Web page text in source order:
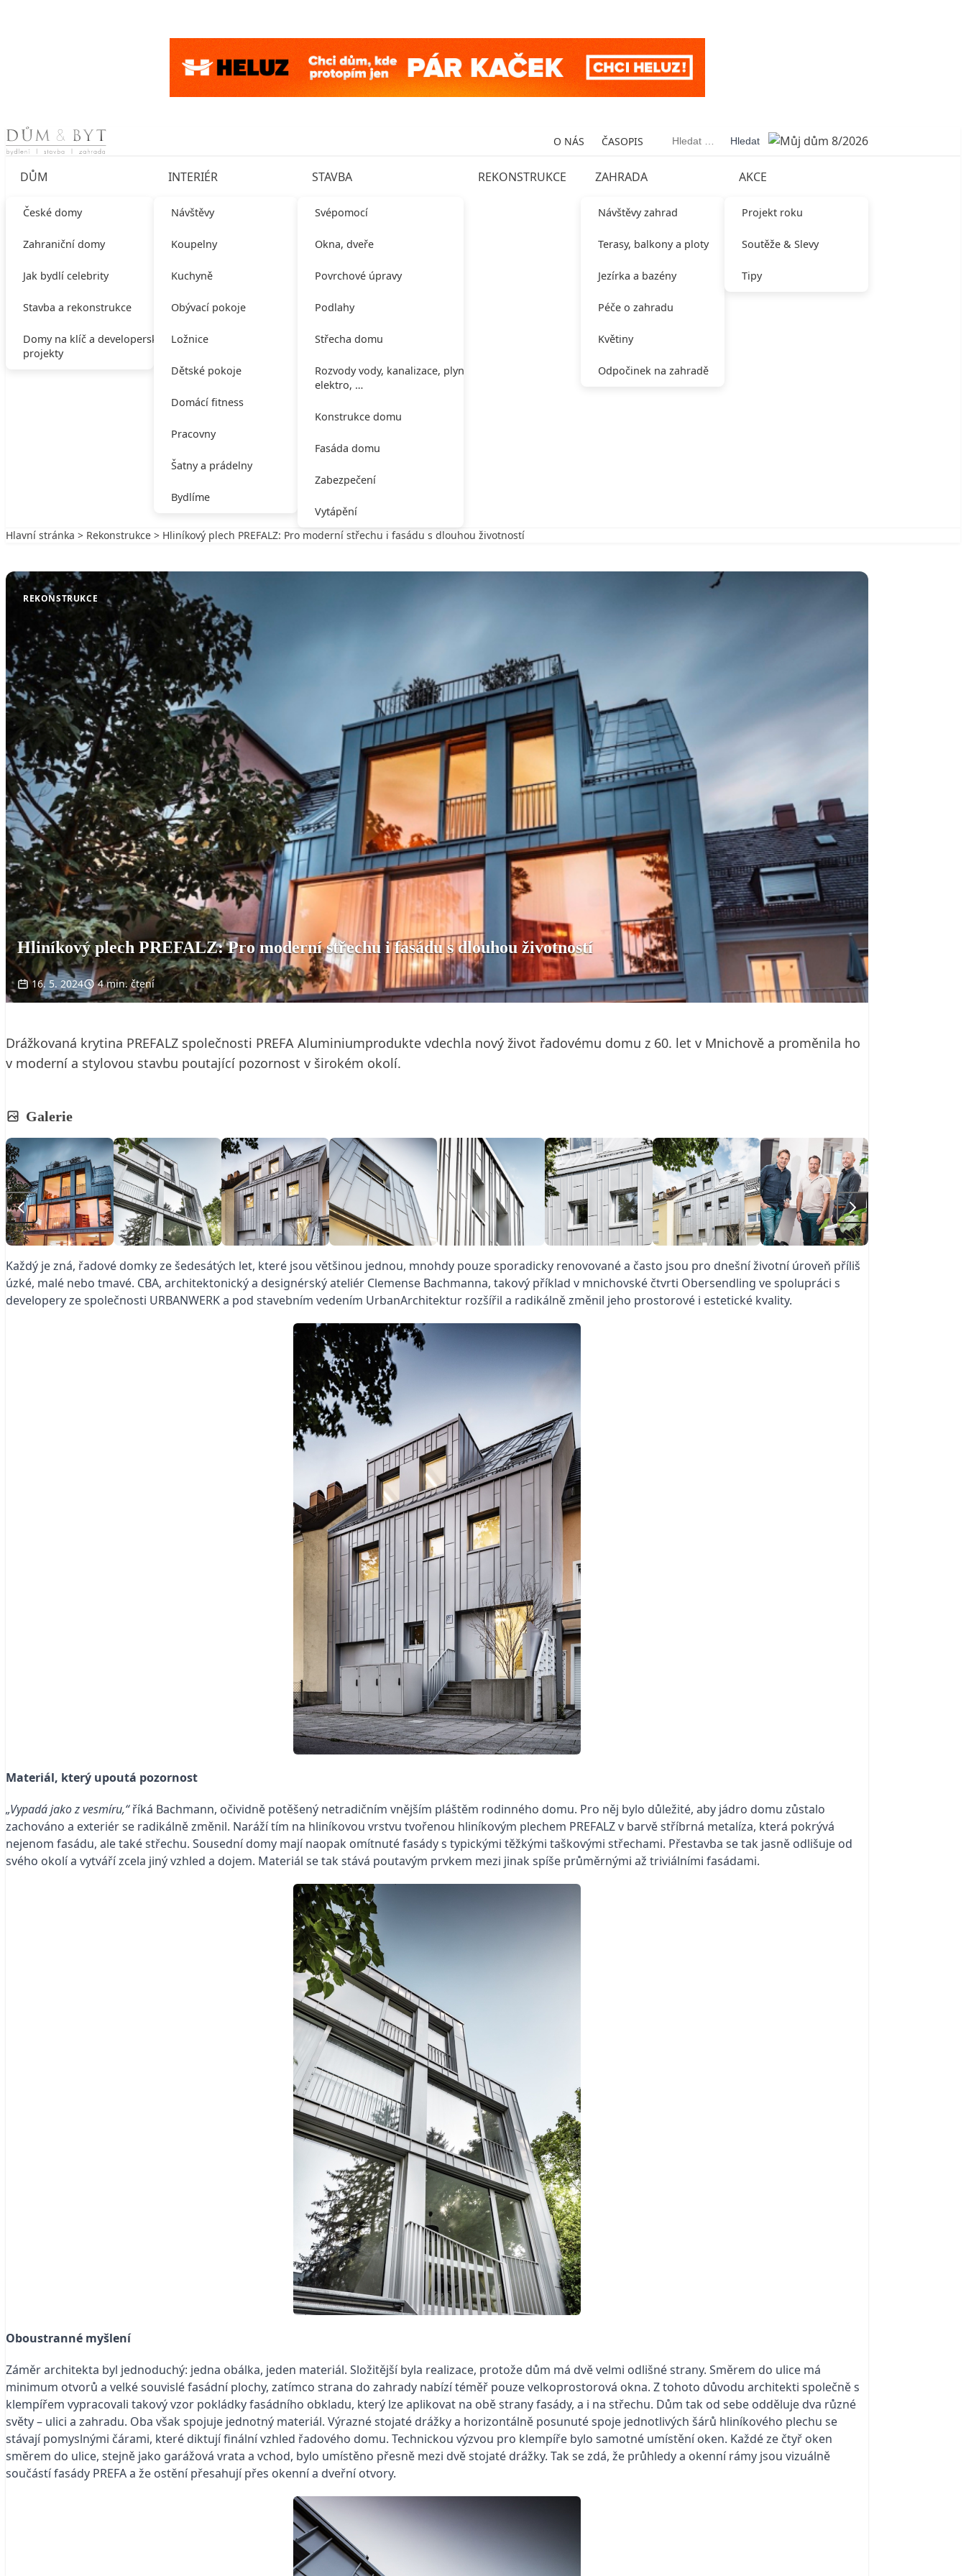
Skip to content O NÁS ČASOPIS Vyhledávání
DŮM
České domy
Zahraniční domy
Jak bydlí celebrity
Stavba a rekonstrukce
Domy na klíč a developerské
projekty
INTERIÉR
Návštěvy
Koupelny
Kuchyně
Obývací pokoje
Ložnice
Dětské pokoje
Domácí fitness
Pracovny
Šatny a prádelny
Bydlíme
STAVBA
Svépomocí
Okna, dveře
Povrchové úpravy
Podlahy
Střecha domu
Rozvody vody, kanalizace, plynu,
elektro, …
Konstrukce domu
Fasáda domu
Zabezpečení
Vytápění
REKONSTRUKCE ZAHRADA
Návštěvy zahrad
Terasy, balkony a ploty
Jezírka a bazény
Péče o zahradu
Květiny
Odpočinek na zahradě
AKCE
Projekt roku
Soutěže & Slevy
Tipy
Hlavní stránka > Rekonstrukce > Hliníkový plech PREFALZ: Pro moderní střechu i fasádu s dlouhou životností
REKONSTRUKCE
Hliníkový plech PREFALZ: Pro moderní střechu i fasádu s dlouhou životností
16. 5. 2024 4 min. čtení
Drážkovaná krytina PREFALZ společnosti PREFA Aluminiumprodukte vdechla nový život řadovému domu z 60. let v Mnichově a proměnila ho
v moderní a stylovou stavbu poutající pozornost v širokém okolí.
Galerie
Každý je zná, řadové domky ze šedesátých let, které jsou většinou jednou, mnohdy pouze sporadicky renovované a často jsou pro dnešní životní úroveň příliš
úzké, malé nebo tmavé. CBA, architektonický a designérský ateliér Clemense Bachmanna, takový příklad v mnichovské čtvrti Obersendling ve spolupráci s
developery ze společnosti URBANWERK a pod stavebním vedením UrbanArchitektur rozšířil a radikálnězměnil jeho prostorové i estetické kvality.
Materiál, který upoutá pozornost
„Vypadá jako z vesmíru,“říká Bachmann, očividně potěšený netradičním vnějším pláštěm rodinného domu. Pro něj bylo důležité, aby jádro domu zůstalo
zachováno a exteriér se radikálně změnil. Naráží tím na hliníkovou vrstvu tvořenou hliníkovým plechem PREFALZv barvě stříbrná metalíza, která pokrývá
nejenom fasádu, ale také střechu. Sousední domy mají naopak omítnuté fasády s typickými těžkými taškovými střechami. Přestavba se tak jasně odlišuje od
svého okolí a vytváří zcela jiný vzhled a dojem. Materiál se tak stává poutavým prvkem mezi jinak spíše průměrnými až triviálními fasádami.
Oboustranné myšlení
Záměr architekta byl jednoduchý: jedna obálka, jeden materiál. Složitější byla realizace, protože dům má dvě velmi odlišné strany. Směrem do ulice má
minimum otvorů a velké souvislé fasádní plochy, zatímco strana do zahrady nabízí téměř pouze velkoprostorová okna. Z tohoto důvodu architekti společně s
klempířem vypracovali takový vzor pokládky fasádního obkladu, který lze aplikovat na obě strany fasády, a i na střechu. Dům tak od sebe odděluje dva různé
světy – ulici a zahradu. Oba však spojuje jednotný materiál. Výrazné stojaté drážky a horizontálně posunuté spoje jednotlivých šárů hliníkového plechu se
stávají pomyslnými čárami, které diktují finální vzhled řadového domu. Technickou výzvou pro klempíře bylo samotné umístění oken. Každé ze čtyř oken
směrem do ulice, stejně jako garážová vrata a vchod, bylo umístěno přesně mezi dvě stojaté drážky. Tak se zdá, že průhledy a okenní rámy jsou vizuálně
součástí fasády PREFA a že ostění přesahují přes okenní a dveřní otvory.